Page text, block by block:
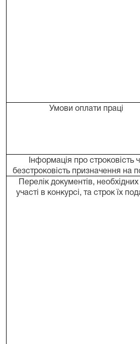
Умови оплати праці
Інформація про строковість
безстроковість призначення на
Перелік документів,
участі в конкурсі, та строк їх